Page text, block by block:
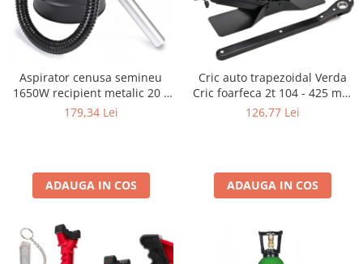
Aspirator cenusa semineu
1650W recipient metalic 20 L
SN2018
179,34 Lei
ADAUGA IN COS
Cric auto trapezoidal Verda
Cric foarfeca 2t 104 - 425 mm
cu clichet, coloana de otel si
126,77 Lei
ADAUGA IN COS